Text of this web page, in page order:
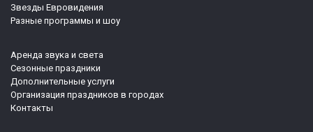
Звезды Евровидения
Разные программы и шоу
Аренда звука и света
Сезонные праздники
Дополнительные услуги
Организация праздников в городах
Контакты